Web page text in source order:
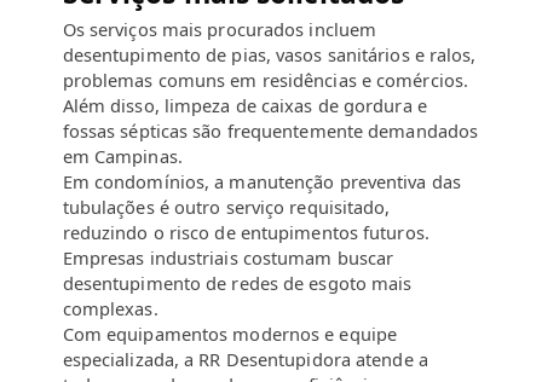
Os serviços mais procurados incluem
desentupimento de pias, vasos sanitários e ralos,
problemas comuns em residências e comércios.
Além disso, limpeza de caixas de gordura e
fossas sépticas são frequentemente demandados
em Campinas.
Em condomínios, a manutenção preventiva das
tubulações é outro serviço requisitado,
reduzindo o risco de entupimentos futuros.
Empresas industriais costumam buscar
desentupimento de redes de esgoto mais
complexas.
Com equipamentos modernos e equipe
especializada, a RR Desentupidora atende a